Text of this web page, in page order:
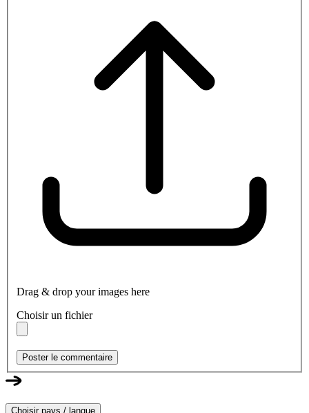
Drag & drop your images here
Choisir un fichier
Poster le commentaire
Choisir pays / langue